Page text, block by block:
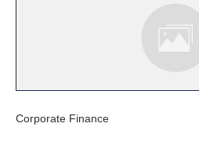
Corporate Finance